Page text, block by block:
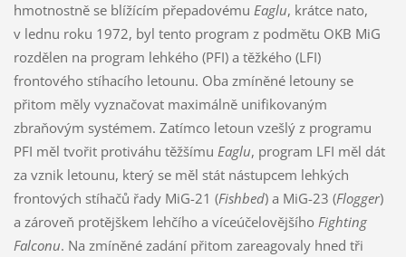
hmotnostně se blížícím přepadovému Eaglu, krátce nato,
v lednu roku 1972, byl tento program z podmětu OKB MiG
rozdělen na program lehkého (PFI) a těžkého (LFI)
frontového stíhacího letounu. Oba zmíněné letouny se
přitom měly vyznačovat maximálně unifikovaným
zbraňovým systémem. Zatímco letoun vzešlý z programu
PFI měl tvořit protiváhu těžšímu Eaglu, program LFI měl dát
za vznik letounu, který se měl stát nástupcem lehkých
frontových stíhačů řady MiG-21 (Fishbed) a MiG-23 (Flogger)
a zároveň protějškem lehčího a víceúčelovějšího Fighting
Falconu. Na zmíněné zadání přitom zareagovaly hned tři